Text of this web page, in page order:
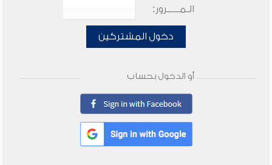
الـمـــــرور:
دخول المشتركين
أو الدخول بحساب